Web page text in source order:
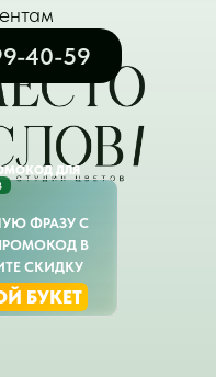
40-59
ДЛЯ
ФРАЗУ С
В
СКИДКУ
БУКЕТ